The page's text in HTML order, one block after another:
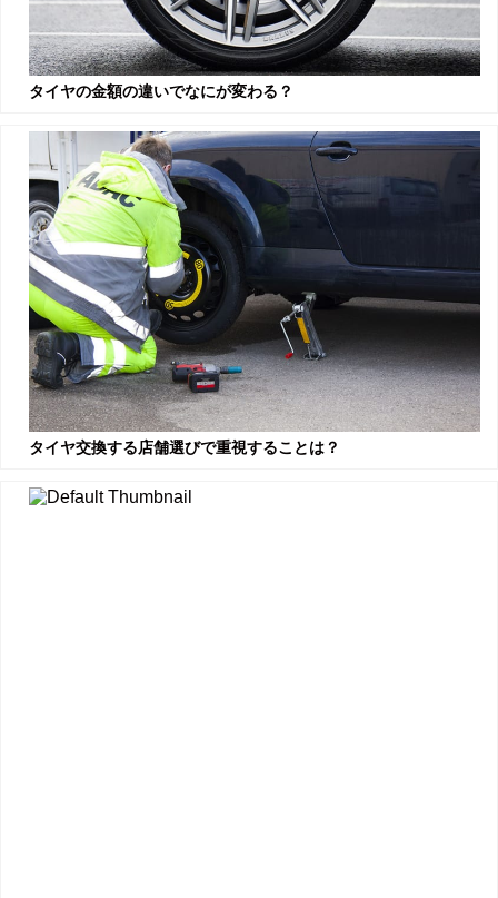
タイヤの金額の違いでなにが変わる？
タイヤ交換する店舗選びで重視することは？